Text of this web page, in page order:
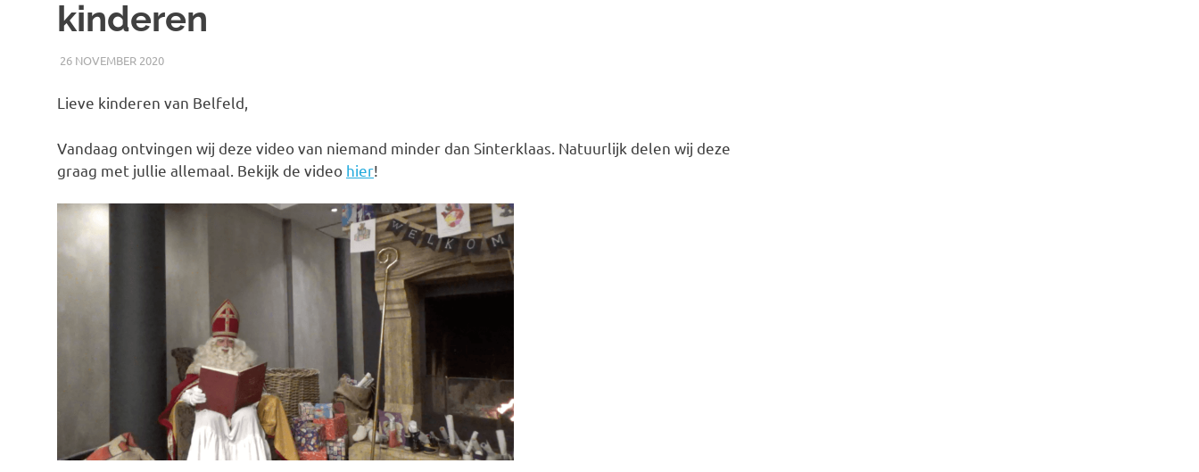
kinderen
26 NOVEMBER 2020RICK
NIEUWS
Lieve kinderen van Belfeld,
Vandaag ontvingen wij deze video van niemand minder dan Sinterklaas. Natuurlijk delen wij deze
graag met jullie allemaal. Bekijk de video hier!